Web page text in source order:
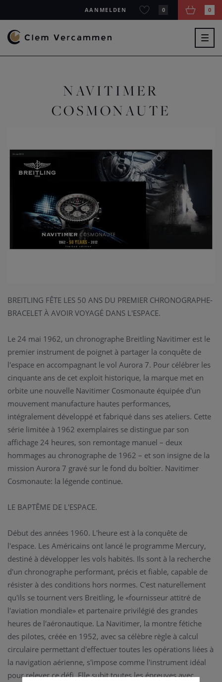
AANMELDEN 0 0
NAVITIMER
COSMONAUTE
BREITLING FÊTE LES 50 ANS DU PREMIER CHRONOGRAPHE-
BRACELET À AVOIR VOYAGÉ DANS L'ESPACE.
Le 24 mai 1962, un chronographe Breitling Navitimer est le
premier instrument de poignet à partager la conquête de
l'espace en accompagnant le vol Aurora 7. Pour célébrer les
cinquante ans de cet exploit historique, la marque met en
orbite une nouvelle Navitimer Cosmonaute équipée d'un
mouvement manufacture hautes performances,
intégralement développé et fabriqué dans ses ateliers. Cette
série limitée à 1962 exemplaires se distingue par son
affichage 24 heures, son remontage manuel – deux
hommages au chronographe de 1962 – et son insigne de la
mission Aurora 7 gravé sur le fond du boîtier. Navitimer
Cosmonaute: la légende continue.
LE BAPTÊME DE L'ESPACE.
Début des années 1960. L'heure est à la conquête de
l'espace. Les Américains ont lancé le programme Mercury,
destiné à développer les vols habités. Ils sont à la recherche
d'un chronographe performant, précis et fiable, capable de
résister à des conditions hors normes. C'est naturellement
qu'ils se tournent vers Breitling, le «fournisseur attitré de
l'aviation mondiale» et partenaire privilégié des grandes
heures de l'aéronautique. La Navitimer, la montre fétiche
des pilotes, créée en 1952, avec sa célèbre règle à calcul
circulaire permettant d'effectuer toutes les opérations liées à
la navigation aérienne, s'impose comme l'instrument idéal
pour relever ce défi. Elle subit toutes les épreuves avec